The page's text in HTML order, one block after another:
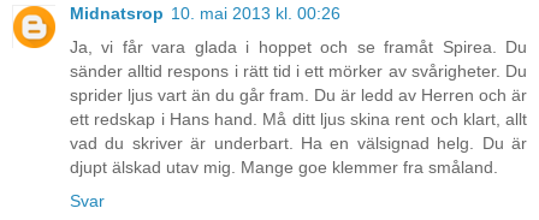
Midnatsrop 10. mai 2013 kl. 00:26
Ja, vi får vara glada i hoppet och se framåt Spirea. Du
sänder alltid respons i rätt tid i ett mörker av svårigheter. Du
sprider ljus vart än du går fram. Du är ledd av Herren och är
ett redskap i Hans hand. Må ditt ljus skina rent och klart, allt
vad du skriver är underbart. Ha en välsignad helg. Du är
djupt älskad utav mig. Mange goe klemmer fra småland.
Svar